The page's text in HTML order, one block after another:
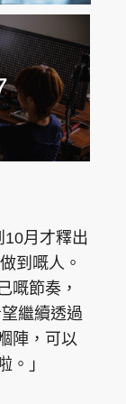
月才釋出
到嘅人。
嘅節奏，
繼續透過
陣，可以
。」